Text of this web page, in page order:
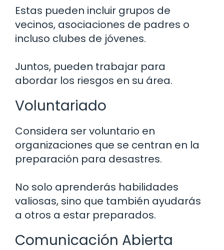
Estas pueden incluir grupos de
vecinos, asociaciones de padres o
incluso clubes de jóvenes.
Juntos, pueden trabajar para
abordar los riesgos en su área.
Voluntariado
Considera ser voluntario en
organizaciones que se centran en la
preparación para desastres.
No solo aprenderás habilidades
valiosas, sino que también ayudarás
a otros a estar preparados.
Comunicación Abierta